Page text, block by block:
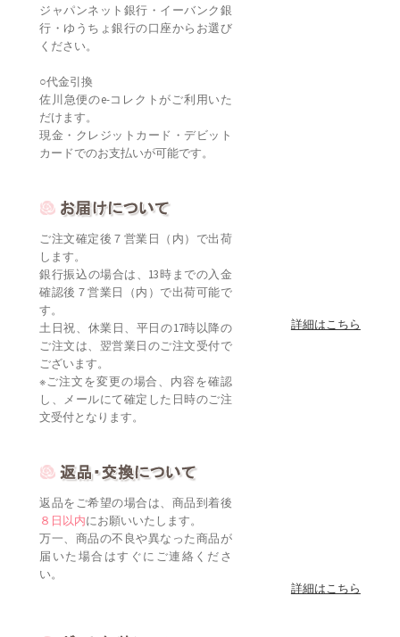
ジャパンネット銀行・イーバンク銀
行・ゆうちょ銀行の口座からお選び
ください。
○代金引換
佐川急便のe-コレクトがご利用いた
だけます。
現金・クレジットカード・デビット
カードでのお支払いが可能です。
ご注文確定後７営業日（内）で出荷
します。
銀行振込の場合は、13時までの入金
確認後７営業日（内）で出荷可能で
す。
土日祝、休業日、平日の17時以降の
ご注文は、翌営業日のご注文受付で
ございます。
※ご注文を変更の場合、内容を確認
し、メールにて確定した日時のご注
文受付となります。
詳細はこちら
返品をご希望の場合は、商品到着後
８日以内にお願いいたします。
万一、商品の不良や異なった商品が
届いた場合はすぐにご連絡くださ
い。
詳細はこちら